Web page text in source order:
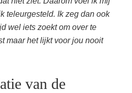
teleurgesteld. Ik zeg dan ook
wel iets zoekt om over te
maar het lijkt voor jou nooit
van de